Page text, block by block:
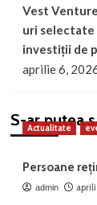
Vest
uri selectate
investiții de
aprilie 6,
S-ar putea
Actualitate
Persoane
admin